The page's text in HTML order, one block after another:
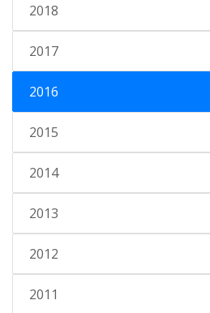
2018
2017
2016
2015
2014
2013
2012
2011